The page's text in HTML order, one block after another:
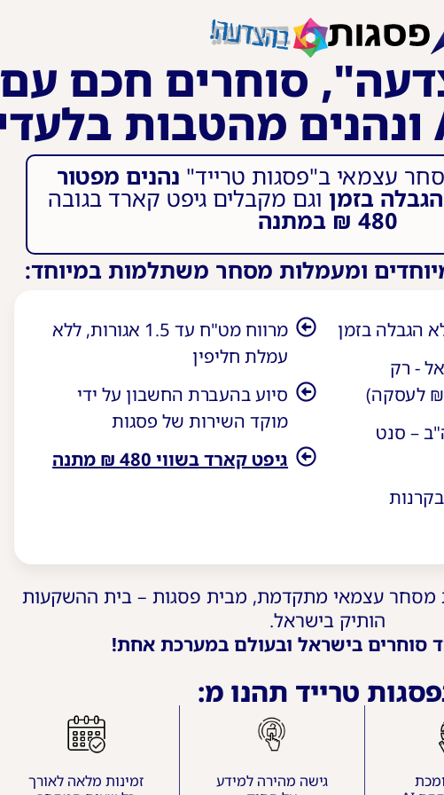
סוחרים חכם עם
עצמאי ב"פסגות טרייד" נהנים מפטור
בזמן וגם מקבלים גיפט קארד בגובה
480 ₪ במתנה
ומעמלות מסחר משתלמות במיוחד:
מרווח מט"ח עד 1.5 אגורות, ללא
עמלת חליפין
סיוע בהעברת החשבון על ידי
מוקד השירות של פסגות
גיפט קארד בשווי 480 ₪ מתנה
הגבלה בזמן
- רק
– סנט
מסחר עצמאי מתקדמת, מבית פסגות – בית ההשקעות
הותיק בישראל.
סוחרים בישראל ובעולם במערכת אחת!
טרייד תהנו מ:
גישה מהירה למידע
זמינות מלאה לאורך